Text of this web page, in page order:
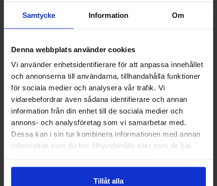
Samtycke Information Om
Denna webbplats använder cookies
Vi använder enhetsidentifierare för att anpassa innehållet
och annonserna till användarna, tillhandahålla funktioner
för sociala medier och analysera vår trafik. Vi
vidarebefordrar även sådana identifierare och annan
information från din enhet till de sociala medier och
annons- och analysföretag som vi samarbetar med.
Dessa kan i sin tur kombinera informationen med annan
information som du har tillhandahållit eller som de har
Tillåt alla
32.90 kr 329.90 kr